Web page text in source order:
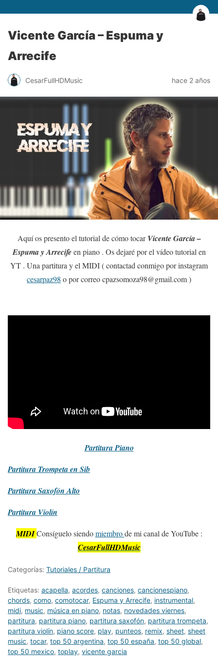
Vicente García – Espuma y
Arrecife
CesarFullHDMusic hace 2 años
Aquí os presento el tutorial de cómo tocarVicente García –
Espuma y Arrecifeen piano . Os dejaré por el vídeo tutorial en
YT . Una partitura y el MIDI ( contactad conmigo por instagram
cesarpaz98 o por correo cpazsomoza98@gmail.com )
PartituraPiano
Partitura Trompeta en Sib
PartituraSaxofón Alto
Partitura Violín
MIDI Consíguelo siendomiembrode mi canal de YouTube :
CesarFullHDMusic
Categorías: Tutoriales / Partitura
Etiquetas: acapella, acordes, canciones, cancionespiano,
chords, como, comotocar, Espuma y Arrecife, instrumental,
midi, music, música en piano, notas, novedades viernes,
partitura, partitura piano, partitura saxofón, partitura trompeta,
partitura violín, piano score, play, punteos, remix, sheet, sheet
music, tocar, top 50 argentina, top 50 españa, top 50 global,
top 50 mexico, toplay, vicente garcia